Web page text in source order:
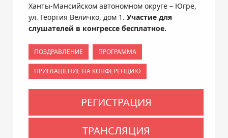
Ханты‑Мансийском автономном округе – Югре,
ул. Георгия Величко, дом 1. Участие для
слушателей в конгрессе бесплатное.
ПОЗДРАВЛЕНИЕ ПРОГРАММА
ПРИГЛАШЕНИЕ НА КОНФЕРЕНЦИЮ
РЕГИСТРАЦИЯ
ТРАНСЛЯЦИЯ